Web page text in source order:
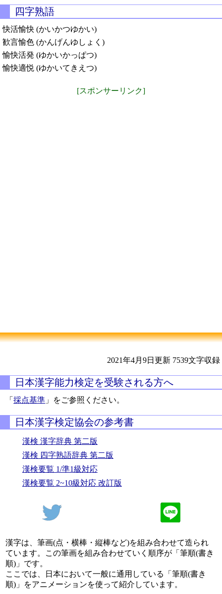
四字熟語
快活愉快 (かいかつゆかい)
歓言愉色 (かんげんゆしょく)
愉快活発 (ゆかいかっぱつ)
愉快適悦 (ゆかいてきえつ)
[スポンサーリンク]
2021年4月9日更新 7539文字収録
日本漢字能力検定を受験される方へ
「採点基準 」をご参照ください。
日本漢字検定協会の参考書
漢検 漢字辞典 第二版
漢検 四字熟語辞典 第二版
漢検要覧 1/準1級対応
漢検要覧 2~10級対応 改訂版
漢字は、筆画(点・横棒・縦棒など)を組み合わせて造られ
ています。この筆画を組み合わせていく順序が「筆順(書き
順)」です。
ここでは、日本において一般に通用している「筆順(書き
順)」をアニメーションを使って紹介しています。